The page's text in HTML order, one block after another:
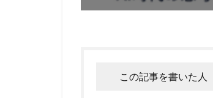
この記事を書いた人